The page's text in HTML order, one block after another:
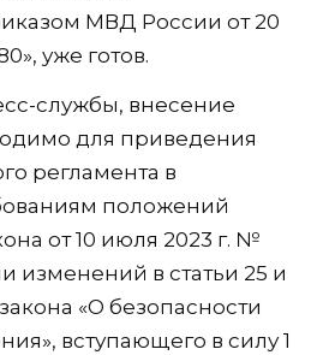
МВД России от 20
уже готов.
службы, внесение
для приведения
регламента в
положений
от 10 июля 2023 г. №
изменений в статьи 25 и
«О безопасности
вступающего в силу 1